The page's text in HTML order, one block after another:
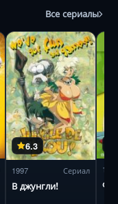
Все сериалы
6.3
1997 Сериал
В джунгли!
1997